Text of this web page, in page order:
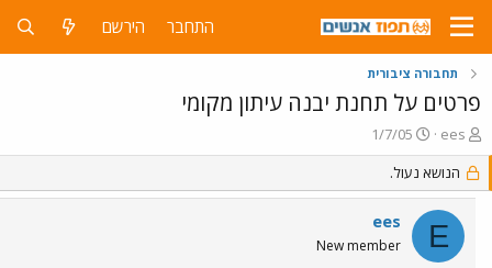
התחבר הירשם
תחבורה ציבורית
פרטים על תחנת יבנה עיתון מקומי
פ
ו
ת
ח
נ
ees
פ
ו
ר
ס
ב
ת
1/7/05
הנושא נעול.
E
ees
New member